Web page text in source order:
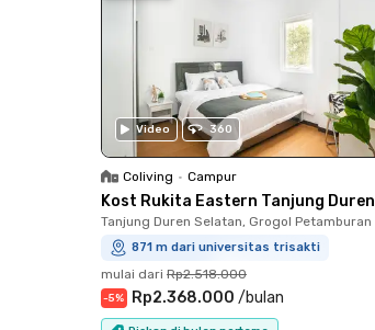
Video 360
Coliving • Campur
Kost Rukita Eastern Tanjung Duren
Tanjung Duren Selatan, Grogol Petamburan
871 m dari universitas trisakti
mulai dari Rp2.518.000
-5% Rp2.368.000 /bulan